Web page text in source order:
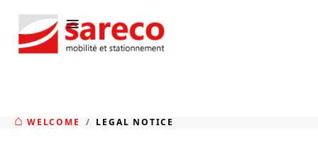
≡
WELCOME LEGAL NOTICE